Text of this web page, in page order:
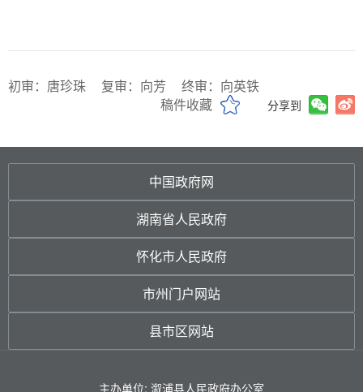
初审：唐珍珠 复审：向芳
终审：向英铁
稿件收藏
分享到
中国政府网
湖南省人民政府
怀化市人民政府
市州门户网站
县市区网站
主办单位: 溆浦县人民政府办公室